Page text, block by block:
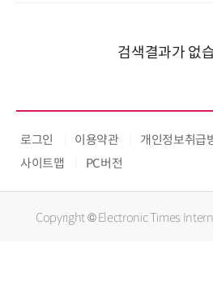
검색결과가 없
로그인 이용약관 개인정보취급
사이트맵
PC버전
Copyright © Electronic Times